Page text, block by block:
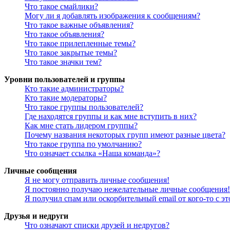
Что такое смайлики?
Могу ли я добавлять изображения к сообщениям?
Что такое важные объявления?
Что такое объявления?
Что такое прилепленные темы?
Что такое закрытые темы?
Что такое значки тем?
Уровни пользователей и группы
Кто такие администраторы?
Кто такие модераторы?
Что такое группы пользователей?
Где находятся группы и как мне вступить в них?
Как мне стать лидером группы?
Почему названия некоторых групп имеют разные цвета?
Что такое группа по умолчанию?
Что означает ссылка «Наша команда»?
Личные сообщения
Я не могу отправить личные сообщения!
Я постоянно получаю нежелательные личные сообщения!
Я получил спам или оскорбительный email от кого-то с
Друзья и недруги
Что означают списки друзей и недругов?